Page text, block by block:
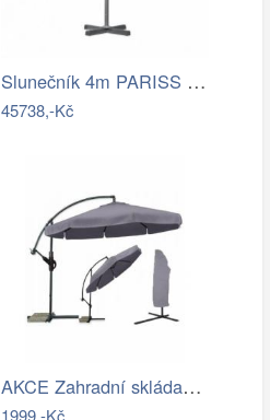
Slunečník 4m PARISS - GD
45738,-Kč
AKCE Zahradní skládací slunečník LEVI…
1999,-Kč